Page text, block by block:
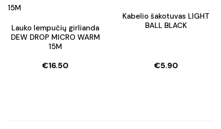
Lauko lempučių girlianda
DEW DROP MICRO WARM
15M
€16.50
Kabelio šakotuvas LIGHT
BALL BLACK
€5.90